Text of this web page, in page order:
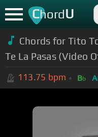
ChordU
Chords for Tito
Te La Pasas (Video
113.75 bpm Bb A